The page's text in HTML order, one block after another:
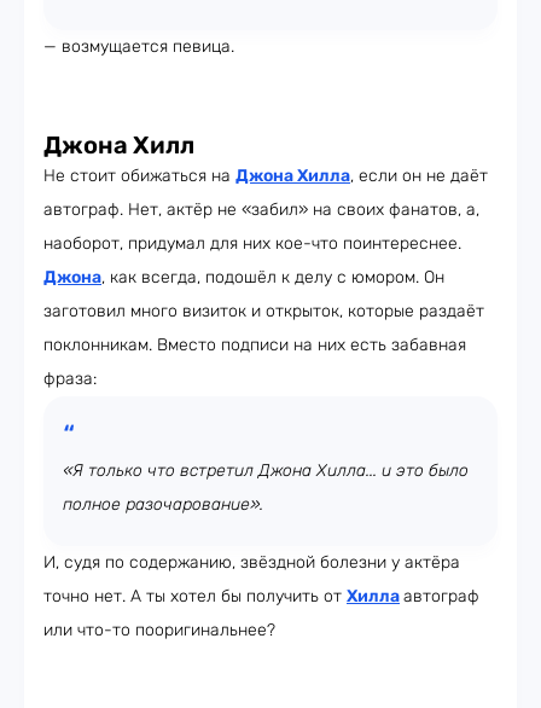
— возмущается певица.
Джона Хилл
Не стоит обижаться на Джона Хилла, если он не даёт
автограф. Нет, актёр не «забил» на своих фанатов, а,
наоборот, придумал для них кое-что поинтереснее.
Джона, как всегда, подошёл к делу с юмором. Он
заготовил много визиток и открыток, которые раздаёт
поклонникам. Вместо подписи на них есть забавная
фраза:
«Я только что встретил Джона Хилла... и это было
полное разочарование».
И, судя по содержанию, звёздной болезни у актёра
точно нет. А ты хотел бы получить от Хиллаавтограф
или что-то пооригинальнее?